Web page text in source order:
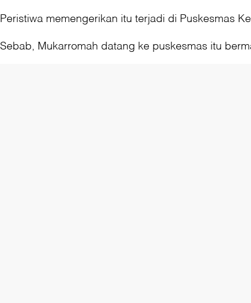
Peristiwa memengerikan itu terjadi di Puskesmas
Sebab, Mukarromah datang ke puskesmas itu